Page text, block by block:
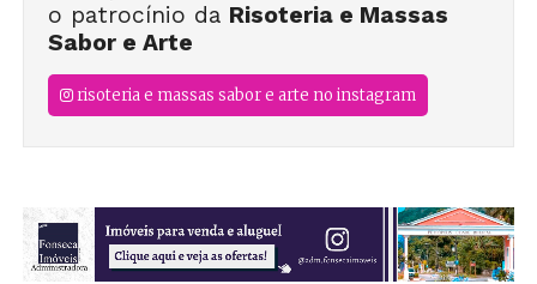
o patrocínio da Risoteria e Massas
Sabor e Arte
risoteria e massas sabor e arte no instagram